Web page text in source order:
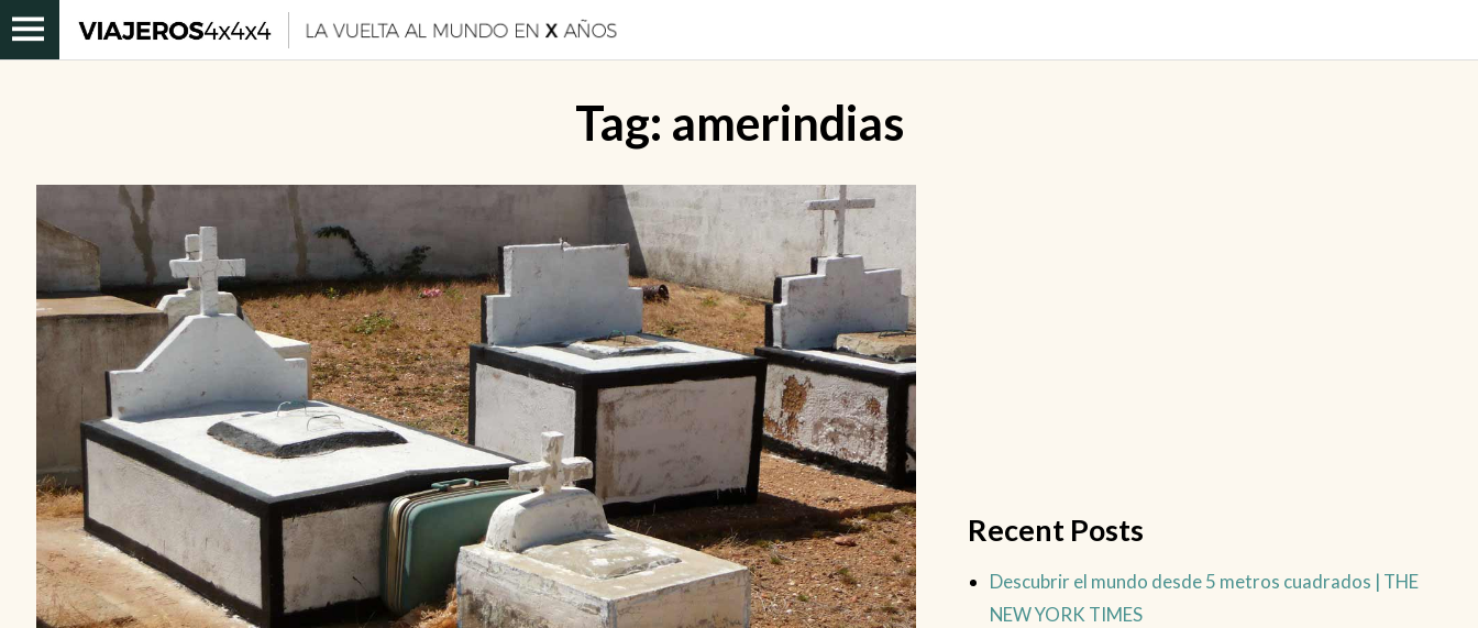
Tag: amerindias
Recent Posts
Descubrir el mundo desde 5 metros cuadrados | THE
NEW YORK TIMES